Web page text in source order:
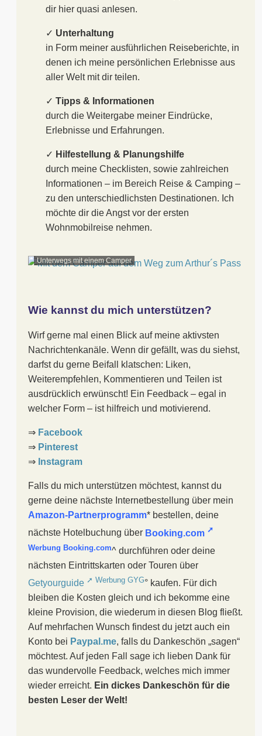
dir hier quasi anlesen.
✓ Unterhaltung
in Form meiner ausführlichen Reiseberichte, in
denen ich meine persönlichen Erlebnisse aus
aller Welt mit dir teilen.
✓ Tipps & Informationen
durch die Weitergabe meiner Eindrücke,
Erlebnisse und Erfahrungen.
✓ Hilfestellung & Planungshilfe
durch meine Checklisten, sowie zahlreichen
Informationen – im Bereich Reise & Camping –
zu den unterschiedlichsten Destinationen. Ich
möchte dir die Angst vor der ersten
Wohnmobilreise nehmen.
Unterwegs mit einem Camper
Wie kannst du mich unterstützen?
Wirf gerne mal einen Blick auf meine aktivsten
Nachrichtenkanäle. Wenn dir gefällt, was du siehst,
darfst du gerne Beifall klatschen: Liken,
Weiterempfehlen, Kommentieren und Teilen ist
ausdrücklich erwünscht! Ein Feedback – egal in
welcher Form – ist hilfreich und motivierend.
⇒ Facebook
⇒ Pinterest
⇒ Instagram
Falls du mich unterstützen möchtest, kannst du
gerne deine nächste Internetbestellung über mein
Amazon-Partnerprogramm* bestellen, deine
nächste Hotelbuchung über Booking.com
^ durchführen oder deine
nächsten Eintrittskarten oder Touren über
Getyourguide
° kaufen. Für dich
bleiben die Kosten gleich und ich bekomme eine
kleine Provision, die wiederum in diesen Blog fließt.
Auf mehrfachen Wunsch findest du jetzt auch ein
Konto bei Paypal.me, falls du Dankeschön „sagen“
möchtest. Auf jeden Fall sage ich lieben Dank für
das wundervolle Feedback, welches mich immer
wieder erreicht. Ein dickes Dankeschön für die
besten Leser der Welt!